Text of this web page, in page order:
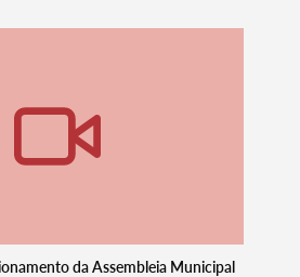
da Assembleia Municipal